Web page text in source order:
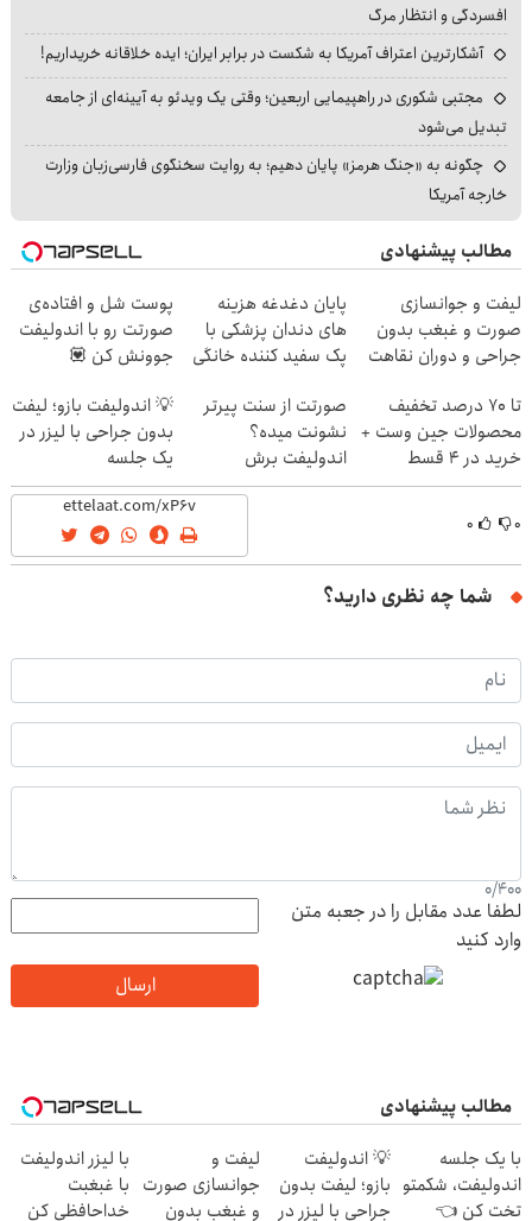
افسردگی و انتظار مرگ
آشکارترین اعتراف آمریکا به شکست در برابر ایران؛ ایده خلاقانه خریداریم!
مجتبی شکوری در راهپیمایی اربعین؛ وقتی یک ویدئو به آیینه‌ای از جامعه
تبدیل می‌شود
چگونه به «جنگ هرمز» پایان دهیم؛ به روایت سخنگوی فارسی‌زبان وزارت
خارجه آمریکا
مطالب پیشنهادی
لیفت و جوانسازی
صورت و غبغب بدون
جراحی و دوران نقاهت
پایان دغدغه هزینه
های دندان پزشکی با
پک سفید کننده خانگی
پوست شل و افتاده‌ی
صورتت رو با اندولیفت
جوونش کن 💟
تا 70 درصد تخفیف
محصولات جین وست +
خرید در 4 قسط
صورتت از سنت پیرتر
نشونت میده؟
اندولیفت برش
می‌گردونه 🔰
💡 اندولیفت بازو؛ لیفت
بدون جراحی با لیزر در
یک جلسه
۰ ۰
شما چه نظری دارید؟
0/400
لطفا عدد مقابل را در جعبه متن
وارد کنید
ارسال
مطالب پیشنهادی
با یک جلسه
اندولیفت، شکمتو
تخت کن 👈
💡 اندولیفت
بازو؛ لیفت بدون
جراحی با لیزر در
لیفت و
جوانسازی صورت
و غبغب بدون
با لیزر اندولیفت
با غبغبت
خداحافظی کن